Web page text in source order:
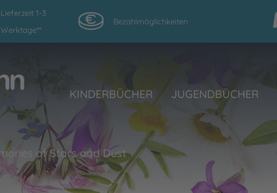
Lieferzeit 1-3
Werktage**
Bezahlmöglichkeiten
KINDERBÜCHER JUGENDBÜCHER
of Stars and Dust